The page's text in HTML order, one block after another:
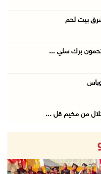
بيت لحم
برك سلي ...
من مخيم قل ...
حول معدلها ...